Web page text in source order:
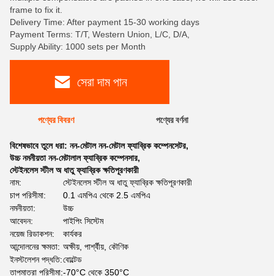
frame to fix it.
Delivery Time: After payment 15-30 working days
Payment Terms: T/T, Western Union, L/C, D/A,
Supply Ability: 1000 sets per Month
সেরা দাম পান
পণ্যের বিবরণ পণ্যের বর্ণনা
বিশেষভাবে তুলে ধরা: নন-মেটাল নন-মেটাল ফ্যাব্রিক কম্পেনসেটর,
উচ্চ নমনীয়তা নন-মেটালাল ফ্যাব্রিক কম্পেনসার,
স্টেইনলেস স্টীল অ ধাতু ফ্যাব্রিক ক্ষতিপূরণকারী
নাম:
স্টেইনলেস স্টীল অ ধাতু ফ্যাব্রিক ক্ষতিপূরণকারী
চাপ পরিসীমা:
0.1 এমপিএ থেকে 2.5 এমপিএ
নমনীয়তা:
উচ্চ
আবেদন:
পাইপিং সিস্টেম
নয়েজ রিডাকশন:
কার্যকর
আন্দোলনের ক্ষমতা: অক্ষীয়, পার্শ্বীয়, কৌণিক
ইনস্টলেশন পদ্ধতি:বোল্টেড
তাপমাত্রা পরিসীমা:-70°C থেকে 350°C